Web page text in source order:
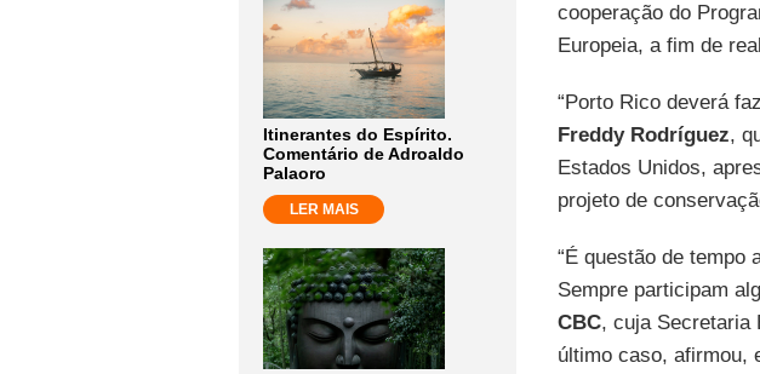
Itinerantes do Espírito.
Comentário de Adroaldo
Palaoro
LER MAIS
cooperação do
Europeia, a fim de
“Porto Rico deverá
Freddy Rodríguez,
Estados Unidos,
projeto de
“É questão de tempo
Sempre participam
CBC, cuja Secretaria
último caso, afirmou,